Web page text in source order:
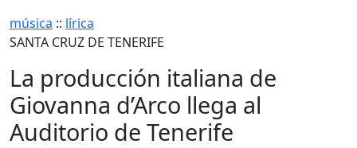
música :: lírica
SANTA CRUZ DE TENERIFE
La producción italiana de
Giovanna d’Arco llega al
Auditorio de Tenerife